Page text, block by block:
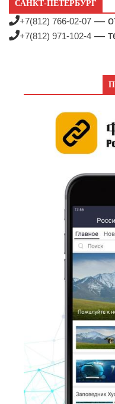
САНКТ-ПЕТЕРБУРГ
+7(812) 766-02-07 —
+7(812) 971-102-4 —